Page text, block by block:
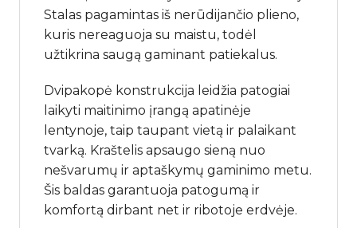
Stalas pagamintas iš nerūdijančio plieno,
kuris nereaguoja su maistu, todėl
užtikrina saugą gaminant patiekalus.
Dvipakopė konstrukcija leidžia patogiai
laikyti maitinimo įrangą apatinėje
lentynoje, taip taupant vietą ir palaikant
tvarką. Kraštelis apsaugo sieną nuo
nešvarumų ir aptaškymų gaminimo metu.
Šis baldas garantuoja patogumą ir
komfortą dirbant net ir ribotoje erdvėje.